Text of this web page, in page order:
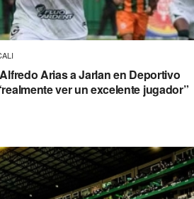
Arias a Jarlan en Deportivo
ver un excelente jugador”